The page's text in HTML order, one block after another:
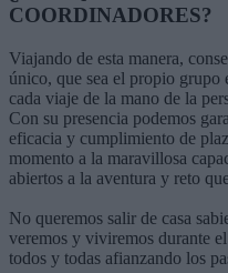
COORDINADORES?
Viajando de esta manera,
único, que sea el propio grupo
cada viaje de la mano de la
Con su presencia podemos
eficacia y cumplimiento de
momento a la maravillosa
abiertos a la aventura y reto
No queremos salir de casa
veremos y viviremos durante
todos y todas afianzando los